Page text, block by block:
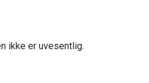
ikke er uvesentlig.